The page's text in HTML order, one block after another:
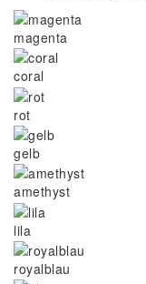
magenta
coral
rot
gelb
amethyst
lila
royalblau